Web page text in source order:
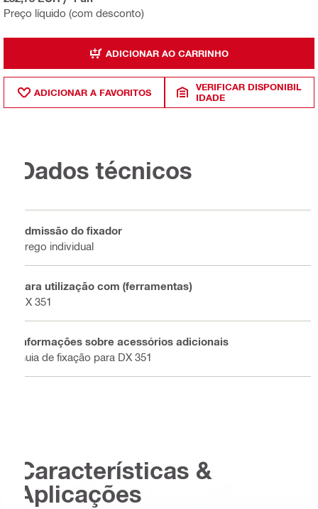
Preço líquido (com desconto)
ADICIONAR AO CARRINHO
ADICIONAR A FAVORITOS
VERIFICAR DISPONIBIL
IDADE
Dados técnicos
Admissão do fixador
Prego individual
Para utilização com (ferramentas)
DX 351
Informações sobre acessórios adicionais
Guia de fixação para DX 351
Características &
Aplicações